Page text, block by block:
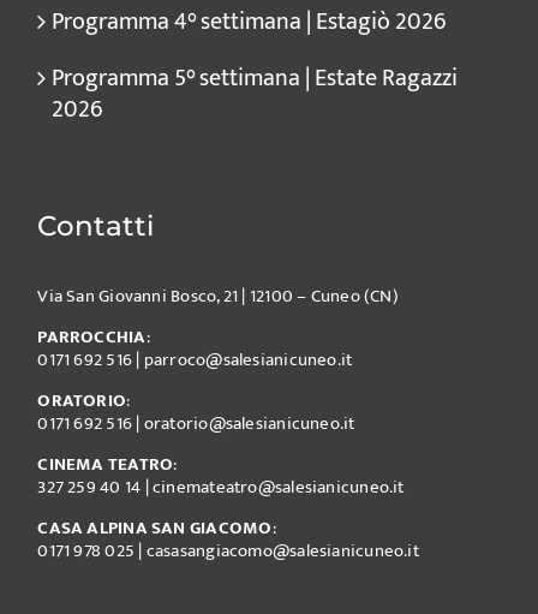
Programma 4° settimana | Estagiò 2026
Programma 5° settimana | Estate Ragazzi
2026
Contatti
Via San Giovanni Bosco, 21 | 12100 – Cuneo (CN)
PARROCCHIA:
0171 692 516| parroco@salesianicuneo.it
ORATORIO:
0171 692 516|oratorio@salesianicuneo.it
CINEMA TEATRO:
327 259 40 14 |cinemateatro@salesianicuneo.it
CASA ALPINA SAN GIACOMO:
0171 978 025 |casasangiacomo@salesianicuneo.it